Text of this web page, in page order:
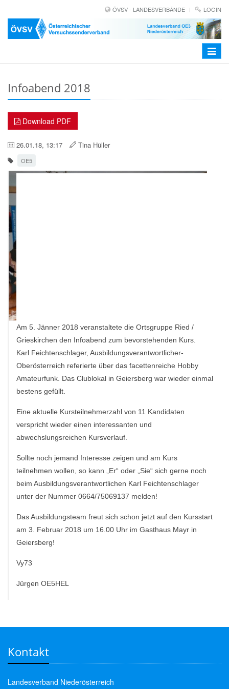
ÖVSV - LANDESVERBÄNDE LOGIN
Toggle
Infoabend 2018
Download PDF
26.01.18, 13:17 Tina Hüller
OE5
Am 5. Jänner 2018 veranstaltete die Ortsgruppe Ried /
Grieskirchen den Infoabend zum bevorstehenden Kurs.
Karl Feichtenschlager, Ausbildungsverantwortlicher-
Oberösterreich referierte über das facettenreiche Hobby
Amateurfunk. Das Clublokal in Geiersberg war wieder einmal
bestens gefüllt.
Eine aktuelle Kursteilnehmerzahl von 11 Kandidaten
verspricht wieder einen interessanten und
abwechslungsreichen Kursverlauf.
Sollte noch jemand Interesse zeigen und am Kurs
teilnehmen wollen, so kann „Er“ oder „Sie“ sich gerne noch
beim Ausbildungsverantwortlichen Karl Feichtenschlager
unter der Nummer 0664/75069137 melden!
Das Ausbildungsteam freut sich schon jetzt auf den Kursstart
am 3. Februar 2018 um 16.00 Uhr im Gasthaus Mayr in
Geiersberg!
Vy73
Jürgen OE5HEL
Kontakt
Landesverband Niederösterreich